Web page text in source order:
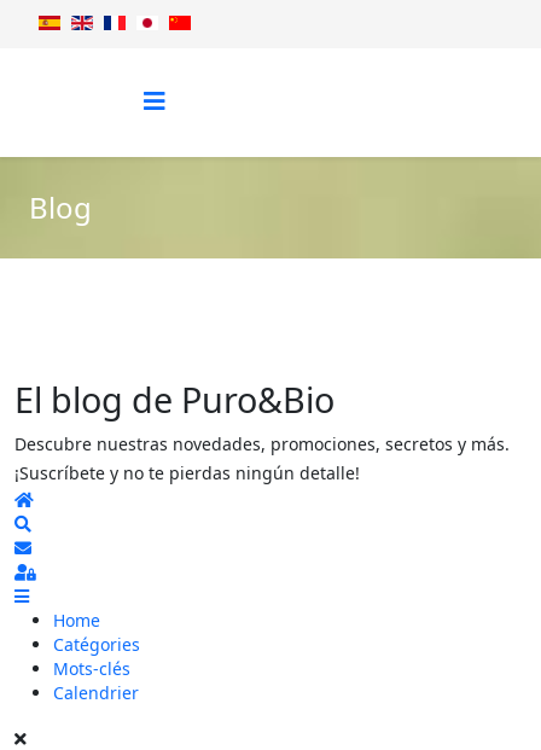
Blog
El blog de Puro&Bio
Descubre nuestras novedades, promociones, secretos y más.
¡Suscríbete y no te pierdas ningún detalle!
Home
S'abonner au blog
Sign In
Home
Catégories
Mots-clés
Calendrier